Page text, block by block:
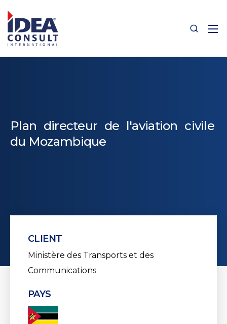
Plan directeur de l'aviation civile
du Mozambique
CLIENT
Ministère des Transports et des
Communications
PAYS